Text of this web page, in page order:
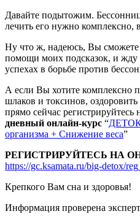
Давайте подытожим.
лечить его нужно
Ну что ж, надеюсь, Вы сможете
помощи моих подсказок, и
успехах в борьбе против
А если Вы хотите комплексно
шлаков и токсинов,
прямо сейчас регистрируйтесь
дневный онлайн-курс “
организма + Снижение веса”
РЕГИСТРИРУЙТЕСЬ НА
https://gc.ksamata.ru/big-detox/
Крепкого Вам сна и здоровья!
Информация проверена